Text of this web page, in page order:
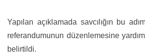
Yapılan açıklamada savcılığın bu
referandumunun düzenlemesine
belirtildi.